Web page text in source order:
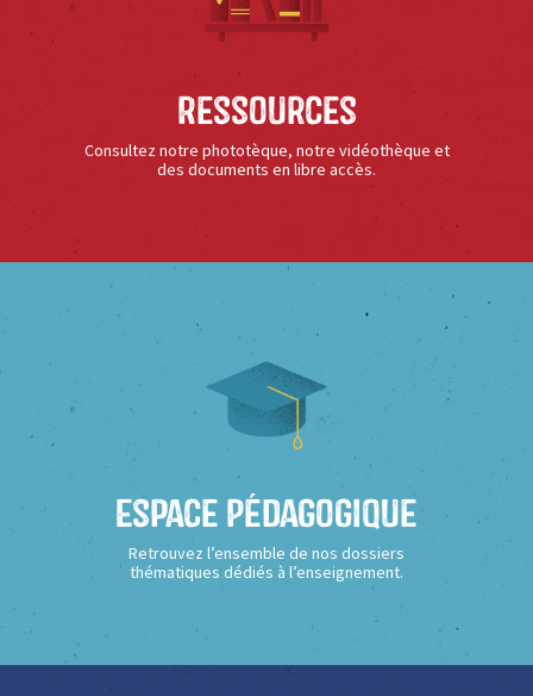
Ressources
Consultez notre phototèque, notre vidéothèque et
des documents en libre accès.
Espace Pédagogique
Retrouvez l’ensemble de nos dossiers
thématiques dédiés à l’enseignement.